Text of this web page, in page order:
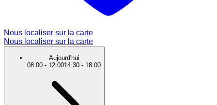
Nous localiser sur la carte
Nous localiser sur la carte
Aujourd'hui
08:00 - 12:0014:30 - 18:00